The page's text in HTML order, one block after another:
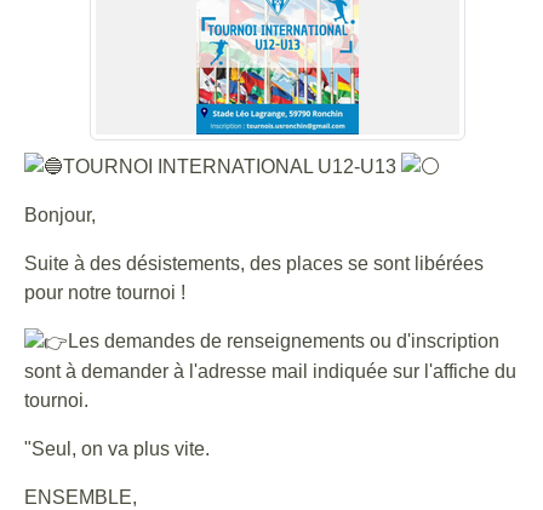
TOURNOI INTERNATIONAL U12-U13
Bonjour,
Suite à des désistements, des places se sont libérées
pour notre tournoi !
Les demandes de renseignements ou d'inscription
sont à demander à l'adresse mail indiquée sur l'affiche du
tournoi.
"Seul, on va plus vite.
ENSEMBLE,